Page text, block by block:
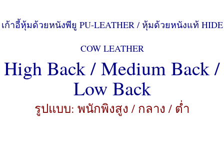
เก้าอี้หุ้มด้วยหนังพียู PU-LEATHER / หุ้มด้วยหนังแท้ HIDE
COW LEATHER
High Back / Medium Back /
Low Back
รูปแบบ: พนักพิงสูง / กลาง / ต่ำ